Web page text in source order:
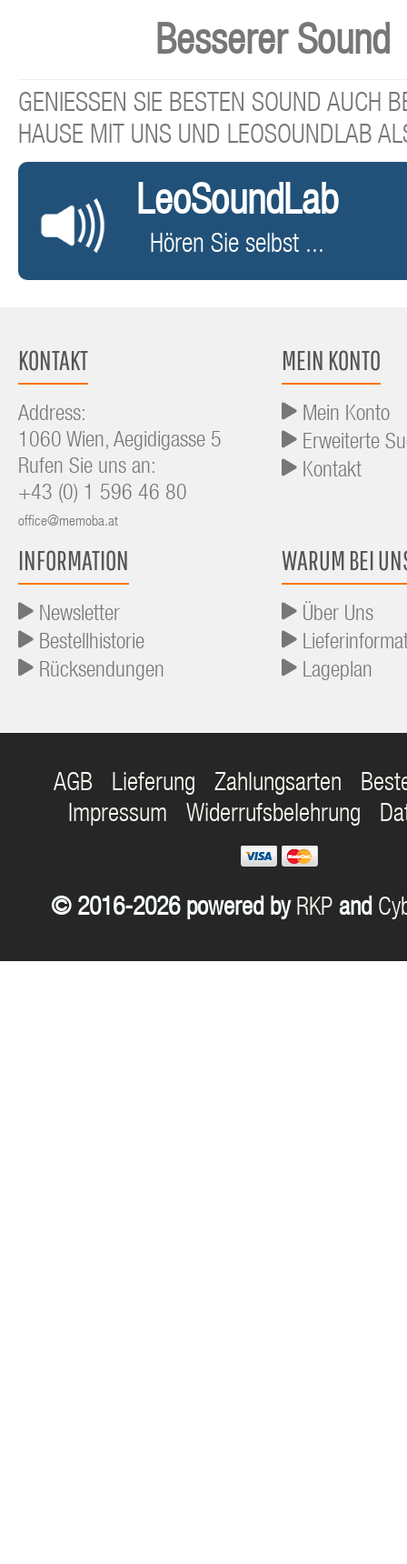
Besserer Sound
GENIESSEN SIE BESTEN SOUND AUCH
HAUSE MIT UNS UND LEOSOUNDLAB
LeoSoundLab
Hören Sie selbst ...
KONTAKT
Address:
1060 Wien, Aegidigasse 5
Rufen Sie uns an:
+43 (0) 1 596 46 80
office@memoba.at
MEIN KONTO
Mein Konto
Erweiterte
Kontakt
INFORMATION
Newsletter
Bestellhistorie
Rücksendungen
WARUM BEI
Über Uns
Lageplan
AGB Lieferung Zahlungsarten
Impressum
Widerrufsbelehrung
© 2016-2026 powered by RKP and